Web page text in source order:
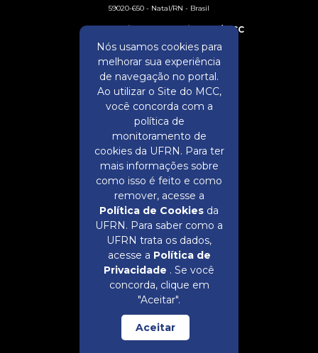
Nós usamos cookies para
melhorar sua experiência
de navegação no portal.
Ao utilizar o Site do MCC,
você concorda com a
política de
monitoramento de
cookies da UFRN. Para ter
mais informações sobre
como isso é feito e como
remover, acesse a
Política de Cookies da
UFRN. Para saber como a
UFRN trata os dados,
acesse a Política de
Privacidade . Se você
concorda, clique em
"Aceitar".
Aceitar
59020-650 - Natal/RN - Brasil
Assessoria de Comunicação/MCC
comunica@mcc.ufrn.br
(84) 3342-2289 | 99229-6619